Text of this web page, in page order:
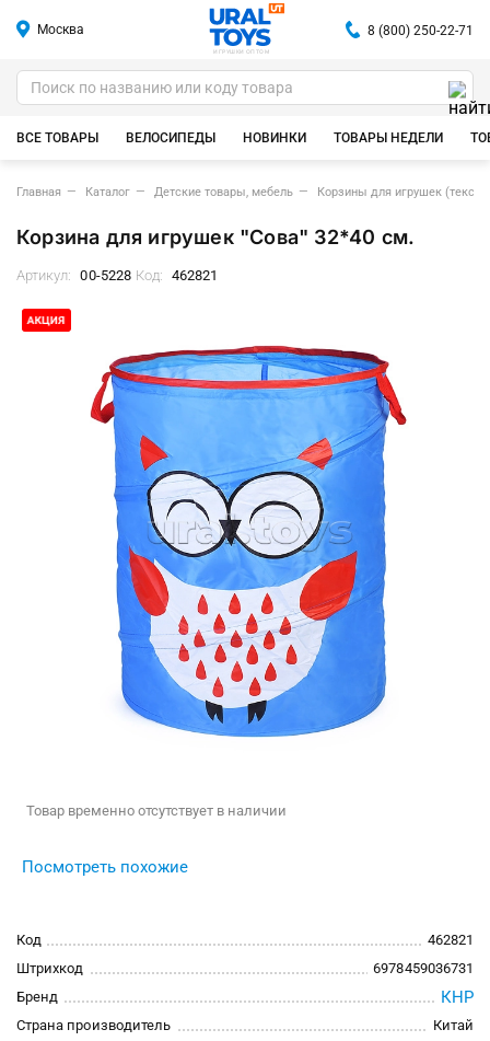
Москва
ИГРУШКИ ОПТОМ
8 (800) 250-22-71
ВСЕ ТОВАРЫ ВЕЛОСИПЕДЫ НОВИНКИ ТОВАРЫ НЕДЕЛИ
Главная Каталог Детские товары, мебель Корзины для игрушек
Корзина для игрушек "Сова" 32*40 см.
Артикул: 00-5228 Код: 462821
Товар временно отсутствует в наличии
Посмотреть похожие
Код
462821
Штрихкод
6978459036731
Бренд
КНР
Страна производитель
Китай